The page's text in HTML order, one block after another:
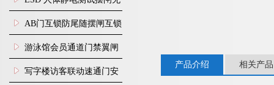
尘车间防静电闸机
AB门互锁防尾随摆闸互锁
闸机
游泳馆会员通道门禁翼闸
写字楼访客联动速通门安
产品介绍 相关产品